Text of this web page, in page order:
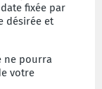
fixée par
désirée et
ne pourra
votre